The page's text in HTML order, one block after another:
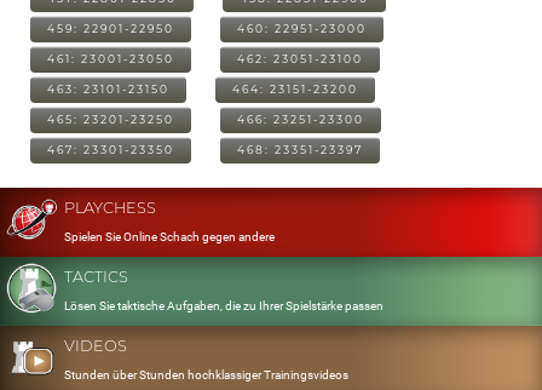
459: 22901-22950 460: 22951-23000
461: 23001-23050 462: 23051-23100
463: 23101-23150 464: 23151-23200
465: 23201-23250 466: 23251-23300
467: 23301-23350 468: 23351-23397
PLAYCHESS
Spielen Sie Online Schach gegen andere
TACTICS
Lösen Sie taktische Aufgaben, die zu Ihrer Spielstärke passen
VIDEOS
Stunden über Stunden hochklassiger Trainingsvideos